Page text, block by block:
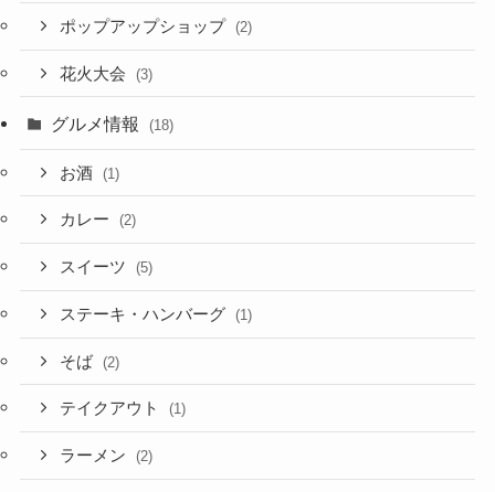
ポップアップショップ (2)
花火大会 (3)
グルメ情報 (18)
お酒 (1)
カレー (2)
スイーツ (5)
ステーキ・ハンバーグ (1)
そば (2)
テイクアウト (1)
ラーメン (2)